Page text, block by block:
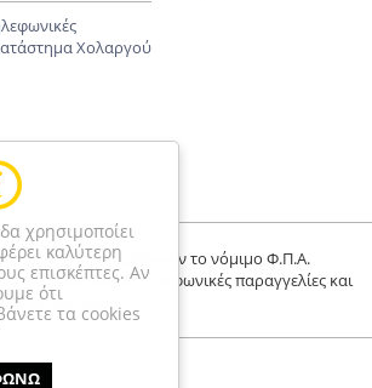
χρησιμοποίει
καλύτερη
επισκέπτες. Αν
ότι
τα cookies
Χολαργού
και περιλαμβάνουν το νόμιμο Φ.Π.Α.
μόνο online και τηλεφωνικές παραγγελίες και
κατάστημα